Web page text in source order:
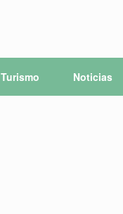
Turismo Noticias